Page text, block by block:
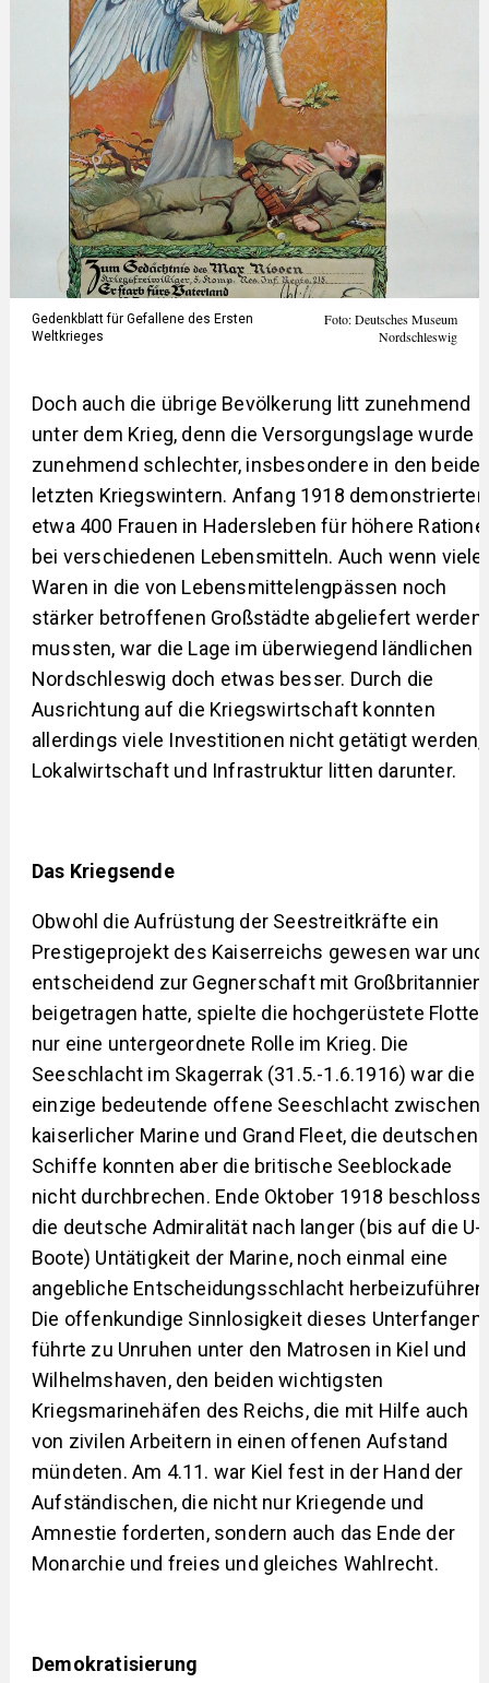
Gedenkblatt für Gefallene des Ersten
Weltkrieges
Foto: Deutsches Museum
Nordschleswig
Doch auch die übrige Bevölkerung litt zunehmend
unter dem Krieg, denn die Versorgungslage wurde
zunehmend schlechter, insbesondere in den
letzten Kriegswintern. Anfang 1918 demonstrierten
etwa 400 Frauen in Hadersleben für höhere
bei verschiedenen Lebensmitteln. Auch wenn viele
Waren in die von Lebensmittelengpässen noch
stärker betroffenen Großstädte abgeliefert werden
mussten, war die Lage im überwiegend ländlichen
Nordschleswig doch etwas besser. Durch die
Ausrichtung auf die Kriegswirtschaft konnten
allerdings viele Investitionen nicht getätigt werden,
Lokalwirtschaft und Infrastruktur litten darunter.
Das Kriegsende
Obwohl die Aufrüstung der Seestreitkräfte ein
Prestigeprojekt des Kaiserreichs gewesen war und
entscheidend zur Gegnerschaft mit Großbritannien
beigetragen hatte, spielte die hochgerüstete Flotte
nur eine untergeordnete Rolle im Krieg. Die
Seeschlacht im Skagerrak (31.5.-1.6.1916) war die
einzige bedeutende offene Seeschlacht zwischen
kaiserlicher Marine und Grand Fleet, die deutschen
Schiffe konnten aber die britische Seeblockade
nicht durchbrechen. Ende Oktober 1918 beschloss
die deutsche Admiralität nach langer (bis auf die U-
Boote) Untätigkeit der Marine, noch einmal eine
angebliche Entscheidungsschlacht
Die offenkundige Sinnlosigkeit dieses
führte zu Unruhen unter den Matrosen in Kiel und
Wilhelmshaven, den beiden wichtigsten
Kriegsmarinehäfen des Reichs, die mit Hilfe auch
von zivilen Arbeitern in einen offenen Aufstand
mündeten. Am 4.11. war Kiel fest in der Hand der
Aufständischen, die nicht nur Kriegende und
Amnestie forderten, sondern auch das Ende der
Monarchie und freies und gleiches Wahlrecht.
Demokratisierung